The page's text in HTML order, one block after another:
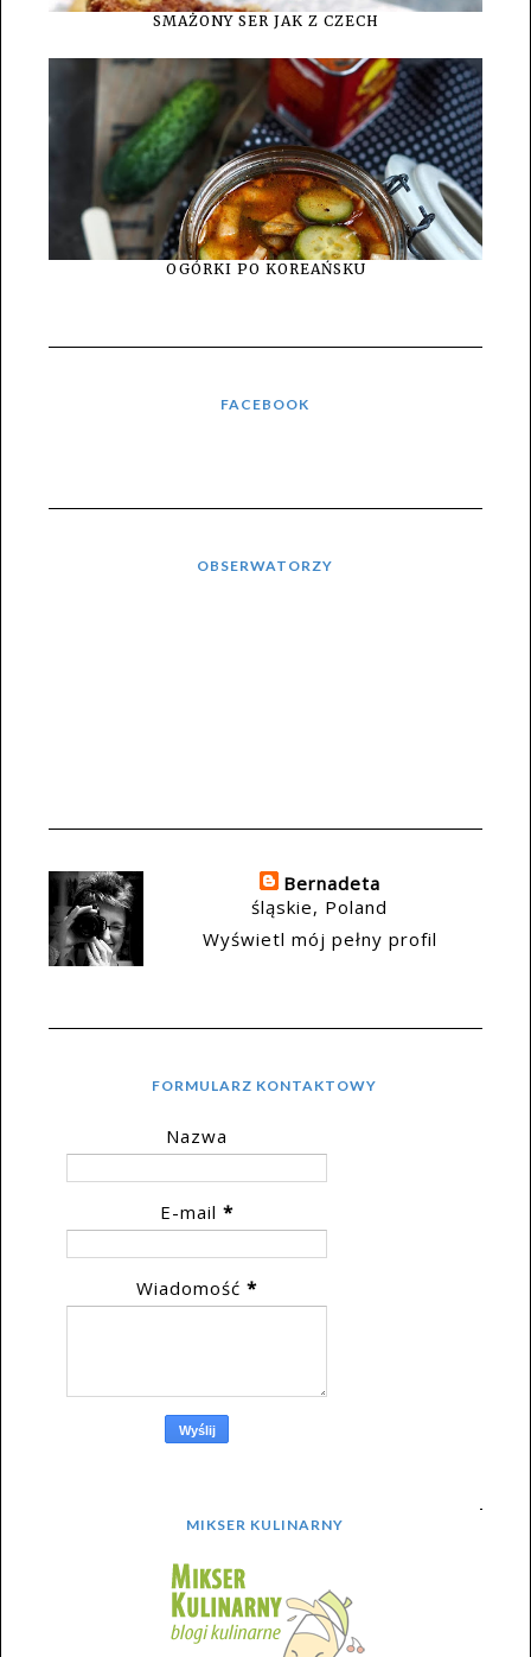
SMAŻONY SER JAK Z CZECH
OGÓRKI PO KOREAŃSKU
FACEBOOK
OBSERWATORZY
Bernadeta
śląskie, Poland
Wyświetl mój pełny profil
FORMULARZ KONTAKTOWY
Nazwa
E-mail *
Wiadomość *
MIKSER KULINARNY